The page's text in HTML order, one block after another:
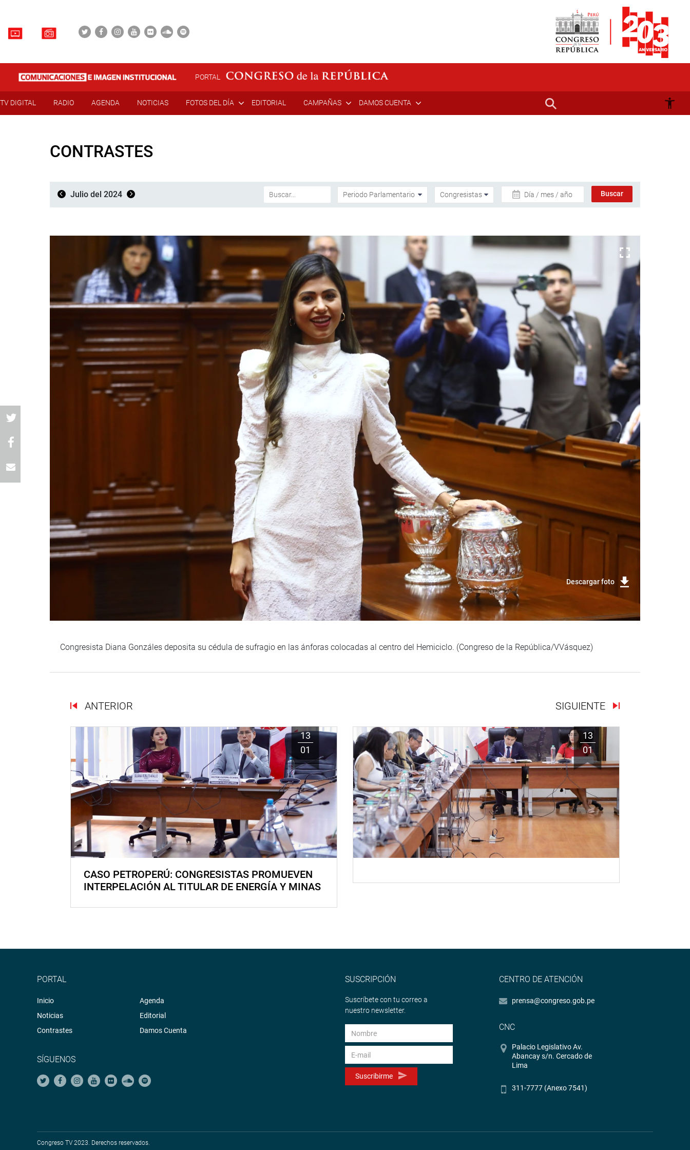
PORTAL
TV DIGITAL RADIO AGENDA NOTICIAS FOTOS DEL DÍA EDITORIAL CAMPAÑAS DAMOS CUENTA
CONTRASTES
Julio del 2024 Día / mes / año
Descargar foto
Congresista Diana Gonzáles deposita su cédula de sufragio en las ánforas colocadas al centro del Hemiciclo. (Congreso de la República/VVásquez)
ANTERIOR SIGUIENTE
13
01
CASO PETROPERÚ: CONGRESISTAS PROMUEVEN
INTERPELACIÓN AL TITULAR DE ENERGÍA Y MINAS
13
01
PORTAL
Inicio
Noticias
Contrastes
Agenda
Editorial
Damos Cuenta
SÍGUENOS
SUSCRIPCIÓN
Suscríbete con tu correo a
nuestro newsletter.
Suscribirme
CENTRO DE ATENCIÓN
prensa@congreso.gob.pe
CNC
Palacio Legislativo Av.
Abancay s/n. Cercado de
Lima
311-7777 (Anexo 7541)
Congreso TV 2023. Derechos reservados.